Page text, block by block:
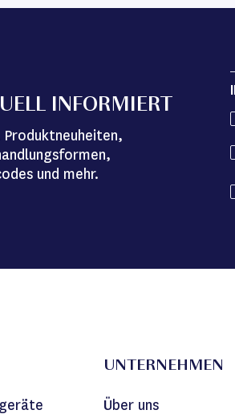
INFORMIERT
und mehr.
UNTERNEHMEN
Über uns